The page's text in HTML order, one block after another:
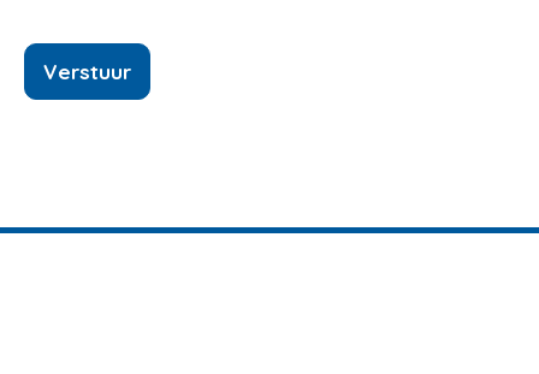
Verstuur